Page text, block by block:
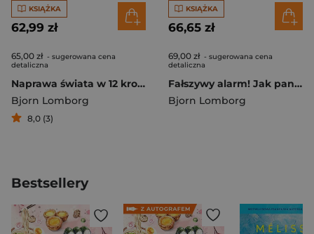
KSIĄŻKA
62,99 zł
65,00 zł - sugerowana cena
detaliczna
Naprawa świata w 12 krokach
Bjorn Lomborg
8,0 (3)
KSIĄŻKA
66,65 zł
69,00 zł - sugerowana cena
detaliczna
Fałszywy alarm! Jak panika związana ze zmianami klimatu kosztuje nas biliony, krzywdzi biednych i nie ratuje planety
Bjorn Lomborg
Bestsellery